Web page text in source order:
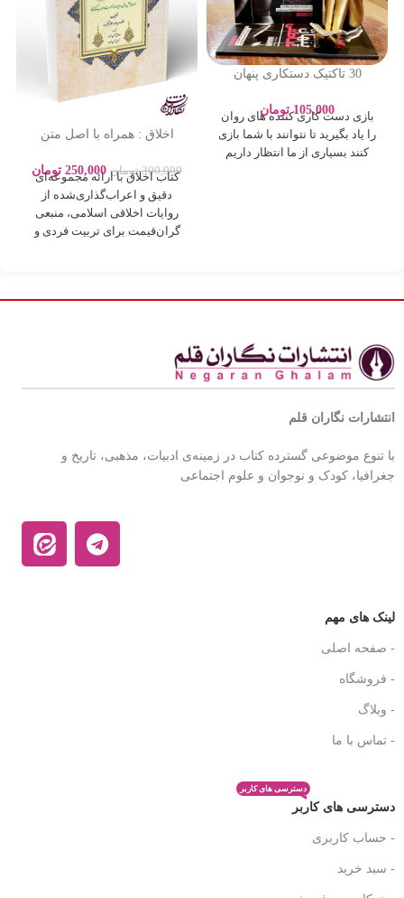
30 تاکتیک دستکاری پنهان
پورباقر – نشر یوشیتا
105,000 تومان
بازی دست کاری کننده های روان
را یاد بگیرید تا نتوانند با شما بازی
کنند بسیاری از ما انتظار داریم
اخلاق : همراه با اصل متن
300,000 تومان 250,000 تومان
کتاب اخلاق با ارائه مجموعه‌ای
دقیق و اعراب‌گذاری‌شده از
روایات اخلاقی اسلامی، منبعی
گران‌قیمت برای تربیت فردی و
انتشارات نگاران قلم
با تنوع موضوعی گسترده کتاب در زمینه‌ی ادبیات، مذهبی، تاریخ و
جغرافیا، کودک و نوجوان و علوم اجتماعی
لینک های مهم
- صفحه اصلی
- فروشگاه
- وبلاگ
- تماس با ما
دسترسی های کاربر
دسترسی های کاربر
- حساب کاربری
- سبد خرید